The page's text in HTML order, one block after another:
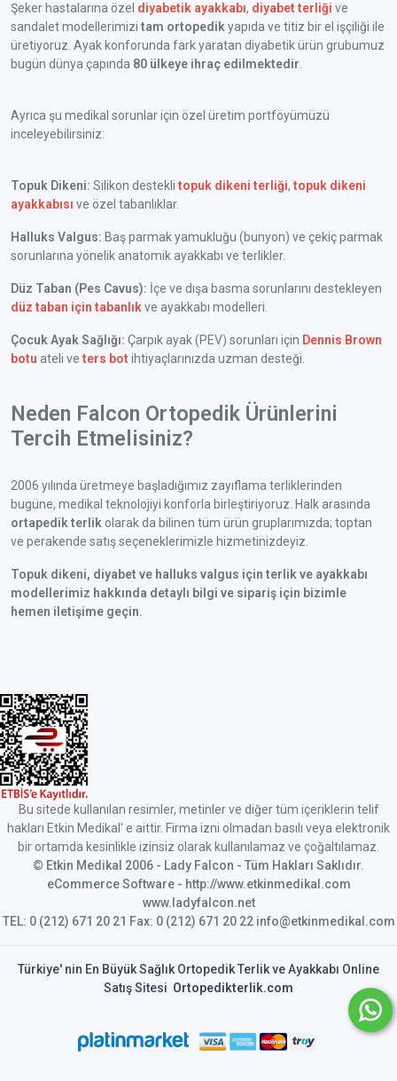
Şeker hastalarına özel diyabetik ayakkabı, diyabet terliği ve
sandalet modellerimizi tam ortopedik yapıda ve titiz bir el işçiliği ile
üretiyoruz. Ayak konforunda fark yaratan diyabetik ürün grubumuz
bugün dünya çapında 80 ülkeye ihraç edilmektedir
Ayrıca şu medikal sorunlar için özel üretim portföyümüzü
inceleyebilirsiniz:
Topuk Dikeni: Silikon desteklitopuk dikeni terliği,topuk dikeni
ayakkabısı ve özel tabanlıklar.
Halluks Valgus: Baş parmak yamukluğu (bunyon) ve çekiç parmak
sorunlarına yönelik anatomik ayakkabı ve terlikler.
Düz Taban (Pes Cavus): İçe ve dışa basma sorunlarını destekleyen
düz taban için tabanlık ve ayakkabı modelleri.
Çocuk Ayak Sağlığı: Çarpık ayak (PEV) sorunları için Dennis Brown
botu ateli veters bot ihtiyaçlarınızda uzman desteği.
Neden Falcon Ortopedik Ürünlerini
Tercih Etmelisiniz?
2006 yılında üretmeye başladığımız zayıflama terliklerinden
bugüne, medikal teknolojiyi konforla birleştiriyoruz. Halk arasında
ortapedik terlik olarak da bilinen tüm ürün gruplarımızda; toptan
ve perakende satış seçeneklerimizle hizmetinizdeyiz.
Topuk dikeni, diyabet ve halluks valgus için terlik ve ayakkabı
modellerimiz hakkında detaylı bilgi ve sipariş için bizimle
hemen iletişime geçin.
Bu sitede kullanılan resimler, metinler ve diğer tüm içeriklerin telif
hakları Etkin Medikal' e aittir. Firma izni olmadan basılı veya elektronik
bir ortamda kesinlikle izinsiz olarak kullanılamaz ve çoğaltılamaz.
© Etkin Medikal 2006 - Lady Falcon - Tüm Hakları Saklıdır.
eCommerce Software - http://www.etkinmedikal.com
www.ladyfalcon.net
TEL: 0 (212) 671 20 21 Fax: 0 (212) 671 20 22 info@etkinmedikal.com
Türkiye' nin En Büyük Sağlık Ortopedik Terlik ve Ayakkabı Online
Satış Sitesi Ortopedikterlik.com